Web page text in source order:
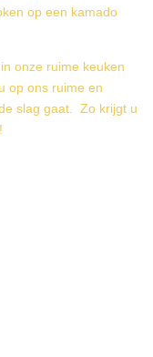
op een kamado
onze ruime keuken
op ons ruime en
slag gaat. Zo krijgt u